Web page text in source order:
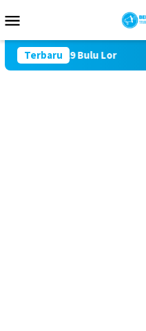
ke
Mobile
Terbaru
ke 129 Bulu Lor